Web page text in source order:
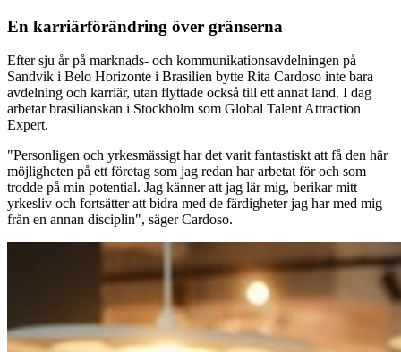
En karriärförändring över gränserna
Efter sju år på marknads- och kommunikationsavdelningen på
Sandvik i Belo Horizonte i Brasilien bytte Rita Cardoso inte bara
avdelning och karriär, utan flyttade också till ett annat land. I dag
arbetar brasilianskan i Stockholm som Global Talent Attraction
Expert.
"Personligen och yrkesmässigt har det varit fantastiskt att få den här
möjligheten på ett företag som jag redan har arbetat för och som
trodde på min potential. Jag känner att jag lär mig, berikar mitt
yrkesliv och fortsätter att bidra med de färdigheter jag har med mig
från en annan disciplin", säger Cardoso.